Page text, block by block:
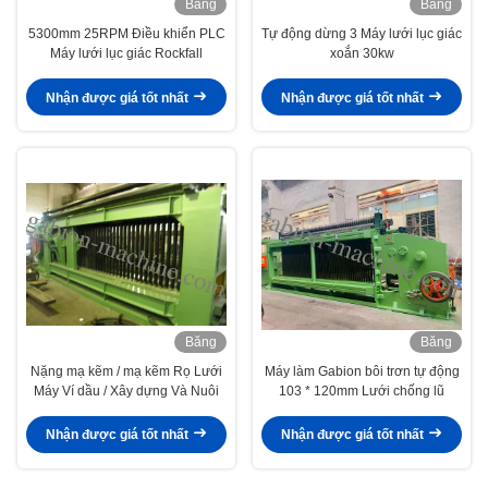
Băng
hình
5300mm 25RPM Điều khiển PLC
Máy lưới lục giác Rockfall
Nhận được giá tốt nhất
Băng
hình
Tự động dừng 3 Máy lưới lục giác
xoắn 30kw
Nhận được giá tốt nhất
Băng
hình
Nặng mạ kẽm / mạ kẽm Rọ Lưới
Máy Ví dầu / Xây dựng Và Nuôi
Nhận được giá tốt nhất
Băng
hình
Máy làm Gabion bôi trơn tự động
103 * 120mm Lưới chống lũ
Nhận được giá tốt nhất